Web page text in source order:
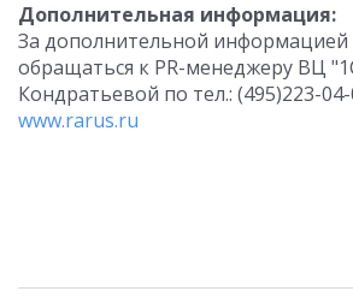
Дополнительная информация:
За дополнительной информацией
обращаться к PR-менеджеру ВЦ
Кондратьевой по тел.: (495)223-
www.rarus.ru